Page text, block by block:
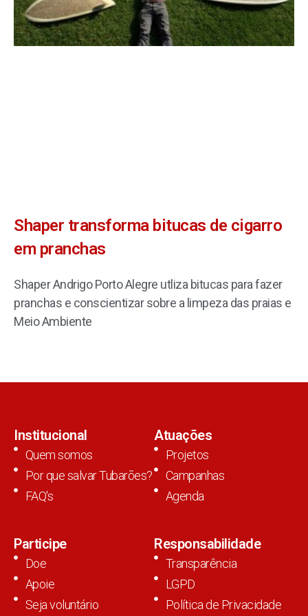
Shaper transforma bitucas de cigarro
em pranchas
Shaper Andrigo Porto Alegre utliza bitucas para fazer
pranchas e conscientizar sobre a limpeza das praias e
Meio Ambiente
Institucional
Quem somos
Por que salvar Tubarões?
FAQ's
Atuações
Projetos
Campanhas
Agenda
Participe
Doe
Apoie
Seja voluntário
Responsabilidade
Transparência
LGPD
Política de Privacidade